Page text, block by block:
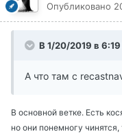
Опубликовано
В 1/20/2019 в
А что там с
В основной ветке. Есть
но они понемногу чинятся,